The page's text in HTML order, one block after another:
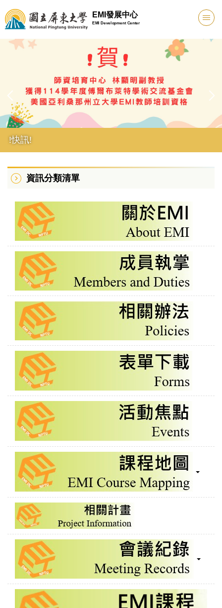
跳
到
主
要
EMI發展中心
EMI Development Center
!快訊!
!快訊!
資訊分類清單